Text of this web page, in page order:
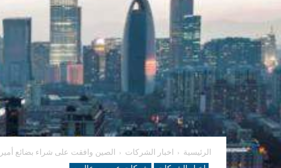
الرئيسية اخبار الشركات
الصين وافقت على شراء بضائع أميركية تصل